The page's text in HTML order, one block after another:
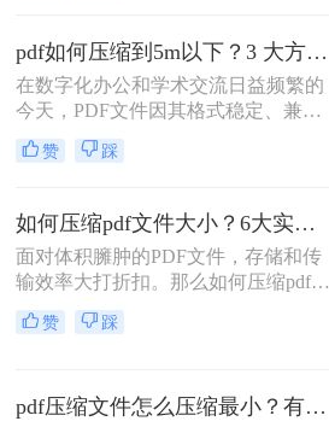
pdf如何压缩到5m以下？3 大方法手把手教，轻松过平台限制！
在数字化办公和学术交流日益频繁的
今天，PDF文件因其格式稳定、兼容
性强而成为我们传递信息的主要载
体。然而，一个棘手的问题常常困扰
电子邮件发送简历、在学术平台提交
论文，还是在微信等即时通讯工具中
分享资料，平台往往对附件大小有严
格限制，最常见的门槛就是5MB。一
个几十兆甚至上百兆的PDF文件，不
仅传输耗时，还可能直接导致发送失
赞 踩
如何压缩pdf文件大小？6大实用压缩方案深度解析！
面对体积臃肿的PDF文件，存储和传
输效率大打折扣。那么如何压缩pdf文
件大小呢？本文为您梳理6种主流压
缩方案，从原理到实操，助您轻松掌
赞 踩
pdf压缩文件怎么压缩最小？有效压缩方法终极指南！